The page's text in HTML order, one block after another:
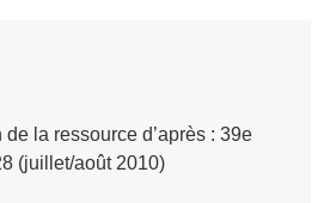
(juillet/août 2010)